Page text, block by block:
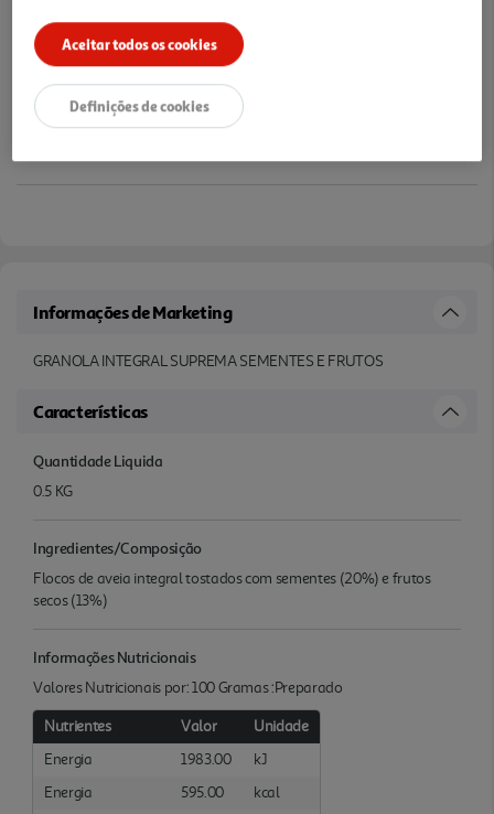
Informações de Marketing
GRANOLA INTEGRAL SUPREMA SEMENTES E FRUTOS
Características
Quantidade Liquida
0.5 KG
Ingredientes/Composição
Flocos de aveia integral tostados com sementes (20%) e frutos
secos (13%)
Informações Nutricionais
Valores Nutricionais por: 100 Gramas :Preparado
Nutrientes Valor
Unidade
Energia
1983.00
kJ
Energia
595.00
kcal
Aceitar todos os cookies
Definições de cookies